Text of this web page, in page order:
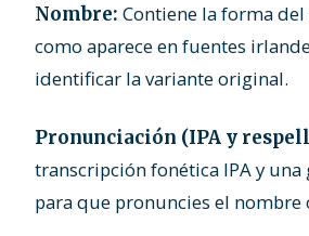
Nombre: Contiene la forma
como aparece en fuentes
identificar la variante original.
Pronunciación (IPA y
transcripción fonética IPA y una
para que pronuncies el nombre